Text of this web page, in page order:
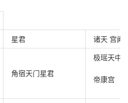
星君 诸天 宫阙
角宿天门星君
极瑶天中
帝康宫